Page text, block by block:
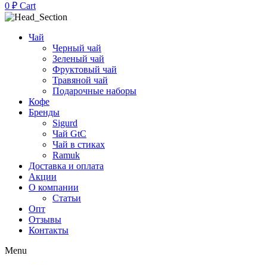
0 ₽ Cart
Чай
Черный чай
Зеленый чай
Фруктовый чай
Травяной чай
Подарочные наборы
Кофе
Бренды
Sigurd
Чай GtC
Чай в стиках
Ramuk
Доставка и оплата
Акции
О компании
Статьи
Опт
Отзывы
Контакты
Menu